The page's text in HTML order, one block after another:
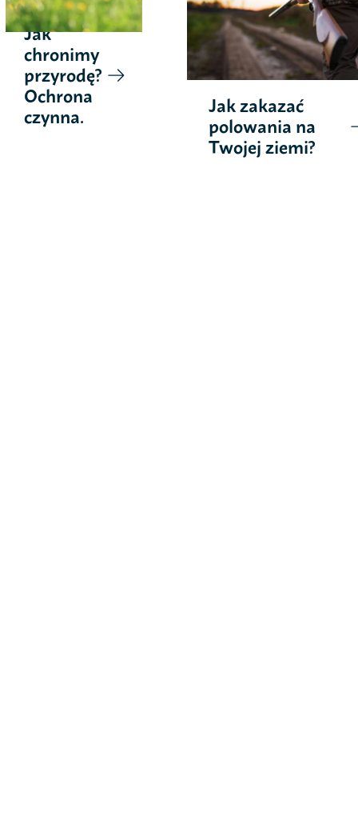
Jak
chronimy
przyrodę?
Ochrona
czynna.
Jak zakazać
polowania na
Twojej ziemi?